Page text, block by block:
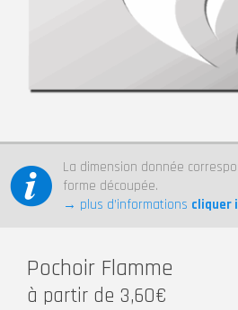
La dimension donnée
forme découpée.
→ plus d’informations cliquer
Pochoir Flamme
à partir de 3,60€